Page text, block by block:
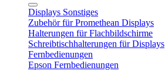
Displays Sonstiges
Zubehör für Promethean Displays
Halterungen für Flachbildschirme
Schreibtischhalterungen für Displays
Fernbedienungen
Epson Fernbedienungen